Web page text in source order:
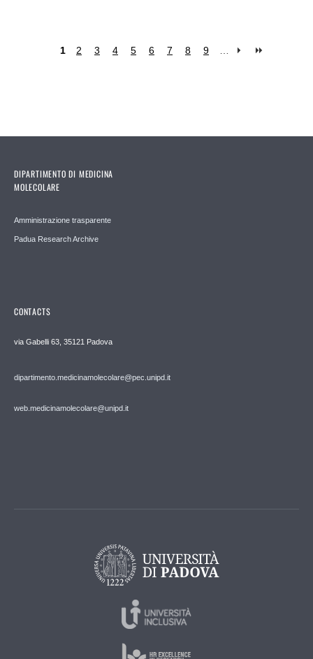
1 2 3 4 5 6 7 8 9
DIPARTIMENTO DI MEDICINA
MOLECOLARE
Amministrazione trasparente
Padua Research Archive
CONTACTS
via Gabelli 63, 35121 Padova
dipartimento.medicinamolecolare@pec.unipd.it
web.medicinamolecolare@unipd.it